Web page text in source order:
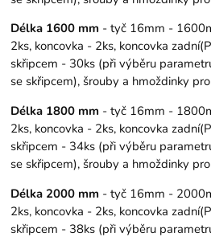
Délka 1600 mm - tyč 16mm -
2ks, koncovka - 2ks, koncovka
skřipcem - 30ks (při výběru
se skřipcem), šrouby a hmoždinky
Délka 1800 mm - tyč 16mm -
2ks, koncovka - 2ks, koncovka
skřipcem - 34ks (při výběru
se skřipcem), šrouby a hmoždinky
Délka 2000 mm - tyč 16mm -
2ks, koncovka - 2ks, koncovka
skřipcem - 38ks (při výběru